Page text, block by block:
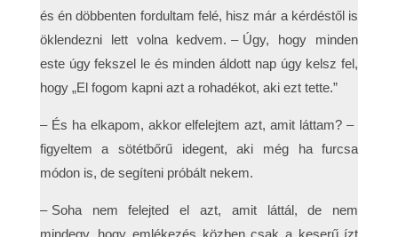
és én döbbenten fordultam felé, hisz már a kérdéstől is
öklendezni lett volna kedvem. – Úgy, hogy minden
este úgy fekszel le és minden áldott nap úgy kelsz fel,
hogy „El fogom kapni azt a rohadékot, aki ezt tette.”
– És ha elkapom, akkor elfelejtem azt, amit láttam? –
figyeltem a sötétbőrű idegent, aki még ha furcsa
módon is, de segíteni próbált nekem.
– Soha nem felejted el azt, amit láttál, de nem
mindegy, hogy emlékezés közben csak a keserű ízt